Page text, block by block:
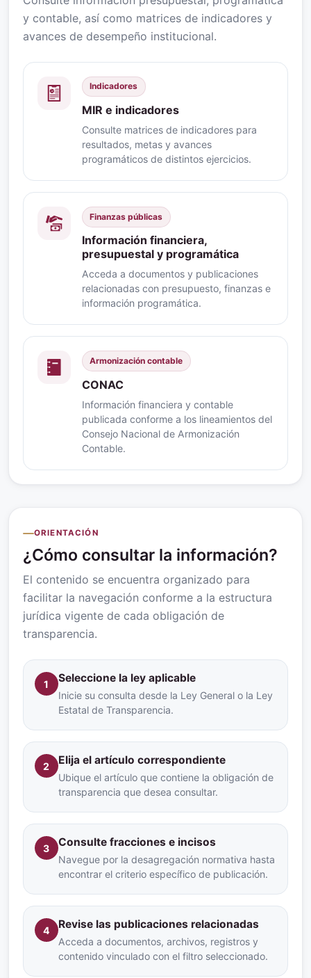
y contable, así como matrices de indicadores y
avances de desempeño institucional.
Indicadores
MIR e indicadores
Consulte matrices de indicadores para
resultados, metas y avances
programáticos de distintos ejercicios.
Finanzas públicas
Información financiera,
presupuestal y programática
Acceda a documentos y publicaciones
relacionadas con presupuesto, finanzas e
información programática.
Armonización contable
CONAC
Información financiera y contable
publicada conforme a los lineamientos del
Consejo Nacional de Armonización
Contable.
ORIENTACIÓN
¿Cómo consultar la información?
El contenido se encuentra organizado para
facilitar la navegación conforme a la estructura
jurídica vigente de cada obligación de
transparencia.
1 Seleccione la ley aplicable
Inicie su consulta desde la Ley General o la Ley
Estatal de Transparencia.
2 Elija el artículo correspondiente
Ubique el artículo que contiene la obligación de
transparencia que desea consultar.
3 Consulte fracciones e incisos
Navegue por la desagregación normativa hasta
encontrar el criterio específico de publicación.
4 Revise las publicaciones relacionadas
Acceda a documentos, archivos, registros y
contenido vinculado con el filtro seleccionado.